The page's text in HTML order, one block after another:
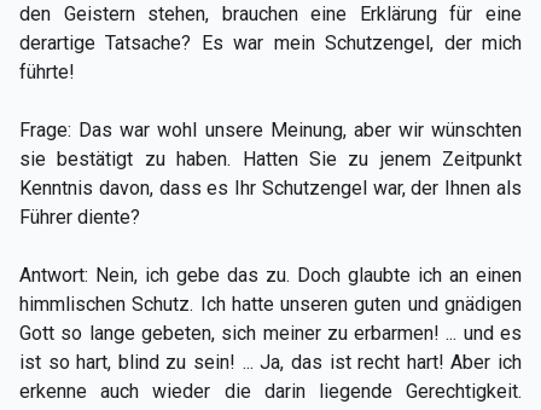
den Geistern stehen, brauchen eine Erklärung für eine
derartige Tatsache? Es war mein Schutzengel, der mich
führte!
Frage: Das war wohl unsere Meinung, aber wir wünschten
sie bestätigt zu haben. Hatten Sie zu jenem Zeitpunkt
Kenntnis davon, dass es Ihr Schutzengel war, der Ihnen als
Führer diente?
Antwort: Nein, ich gebe das zu. Doch glaubte ich an einen
himmlischen Schutz. Ich hatte unseren guten und gnädigen
Gott so lange gebeten, sich meiner zu erbarmen! ... und es
ist so hart, blind zu sein! ... Ja, das ist recht hart! Aber ich
erkenne auch wieder die darin liegende Gerechtigkeit.